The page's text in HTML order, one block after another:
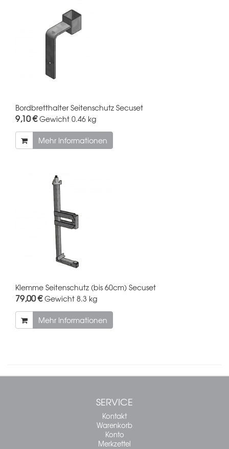
Bordbretthalter Seitenschutz Secuset
9,10 €Gewicht 0.46 kg
Mehr Informationen
Klemme Seitenschutz (bis 60cm) Secuset
79,00 €Gewicht 8.3 kg
Mehr Informationen
SERVICE
Kontakt
Warenkorb
Konto
Merkzettel